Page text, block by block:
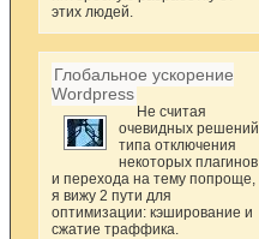
этих людей.
Глобальное ускорение
Wordpress
Не считая
очевидных решений
типа отключения
некоторых плагинов
и перехода на тему попроще,
я вижу 2 пути для
оптимизации: кэширование и
сжатие траффика.